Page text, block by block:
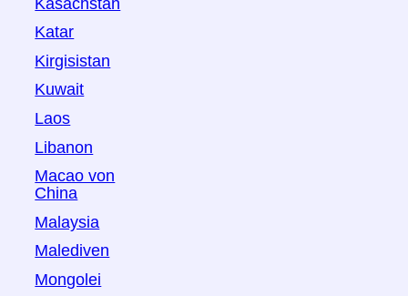
Katar
Kirgisistan
Kuwait
Laos
Libanon
Macao von
China
Malaysia
Malediven
Mongolei